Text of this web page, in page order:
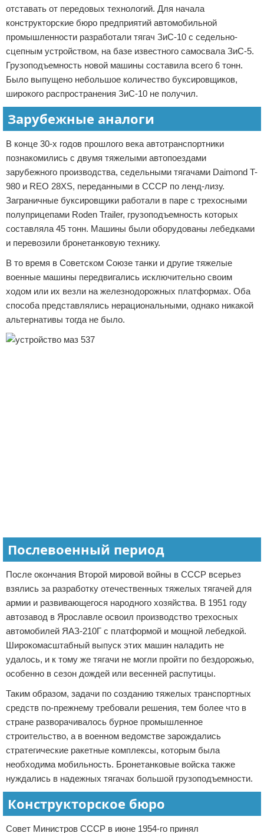
отставать от передовых технологий. Для начала
конструкторские бюро предприятий автомобильной
промышленности разработали тягач ЗиС-10 с седельно-
сцепным устройством, на базе известного самосвала ЗиС-5.
Грузоподъемность новой машины составила всего 6 тонн.
Было выпущено небольшое количество буксировщиков,
широкого распространения ЗиС-10 не получил.
Зарубежные аналоги
В конце 30-х годов прошлого века автотранспортники
познакомились с двумя тяжелыми автопоездами
зарубежного производства, седельными тягачами Daimond T-
980 и REO 28XS, переданными в СССР по ленд-лизу.
Заграничные буксировщики работали в паре с трехосными
полуприцепами Roden Trailer, грузоподъемность которых
составляла 45 тонн. Машины были оборудованы лебедками
и перевозили бронетанковую технику.
В то время в Советском Союзе танки и другие тяжелые
военные машины передвигались исключительно своим
ходом или их везли на железнодорожных платформах. Оба
способа представлялись нерациональными, однако никакой
альтернативы тогда не было.
Послевоенный период
После окончания Второй мировой войны в СССР всерьез
взялись за разработку отечественных тяжелых тягачей для
армии и развивающегося народного хозяйства. В 1951 году
автозавод в Ярославле освоил производство трехосных
автомобилей ЯАЗ-210Г с платформой и мощной лебедкой.
Широкомасштабный выпуск этих машин наладить не
удалось, и к тому же тягачи не могли пройти по бездорожью,
особенно в сезон дождей или весенней распутицы.
Таким образом, задачи по созданию тяжелых транспортных
средств по-прежнему требовали решения, тем более что в
стране разворачивалось бурное промышленное
строительство, а в военном ведомстве зарождались
стратегические ракетные комплексы, которым была
необходима мобильность. Бронетанковые войска также
нуждались в надежных тягачах большой грузоподъемности.
Конструкторское бюро
Совет Министров СССР в июне 1954-го принял